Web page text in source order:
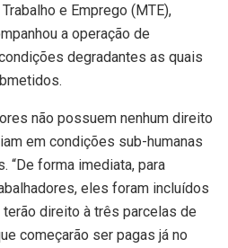
e Emprego (MTE),
a operação de
degradantes as quais
não possuem nenhum direito
em condições sub-humanas
“De forma imediata, para
eles foram incluídos
direito à três parcelas de
começarão ser pagas já no